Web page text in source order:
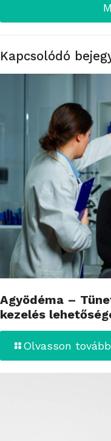
Kapcsolódó
Agyödéma –
kezelés
Olvasson tovább